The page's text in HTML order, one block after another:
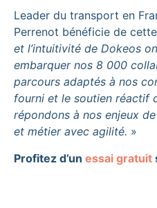
Leader du transport en
Perrenot bénéficie de
et l’intuitivité de Dokeos
embarquer nos 8 000
parcours adaptés à nos
fourni et le soutien réactif
répondons à nos enjeux
et métier avec agilité. »
Profitez d’un essai gratuit